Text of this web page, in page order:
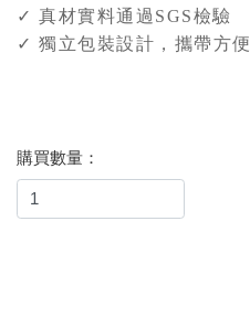
✓ 真材實料通過SGS檢驗
✓ 獨立包裝設計，攜帶方便
購買數量：